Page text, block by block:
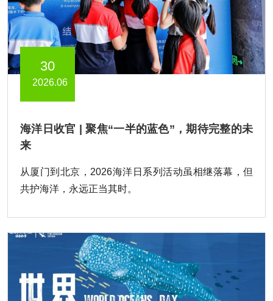
30
2026.06
海洋日收官 | 聚焦“一半的蓝色”，期待完整的未
来
从厦门到北京，2026海洋日系列活动虽相继落幕，但
共护海洋，永远正当其时。